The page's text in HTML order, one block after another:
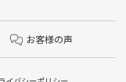
お客様の声